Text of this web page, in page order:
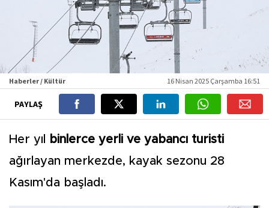
Haberler / Kültür 16 Nisan 2025 Çarşamba 16:51
PAYLAŞ
Her yıl
binlerce yerli ve yabancı turisti
ağırlayan merkezde, kayak sezonu 28
Kasım'da başladı.